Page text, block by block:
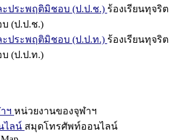
ะประพฤติมิชอบ (ป.ป.ช.) ร้องเรียนทุจริต
(ป.ป.ช.)
ะประพฤติมิชอบ (ป.ป.ท.) ร้องเรียนทุจริต
(ป.ป.ท.)
ฯ หน่วยงานของจุฬาฯ
ไลน์ สมุดโทรศัพท์ออนไลน์